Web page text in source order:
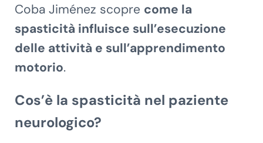
Coba Jiménez scopre come la
spasticità influisce sull’esecuzione
delle attività e sull’apprendimento
motorio.
Cos’è la spasticità nel paziente
neurologico?